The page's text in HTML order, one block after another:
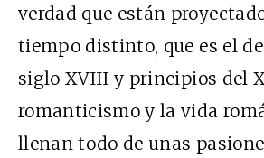
verdad que están
tiempo distinto, que es el
siglo XVIII y principios del
romanticismo y la vida
llenan todo de unas